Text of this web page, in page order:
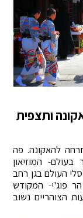
ותצפית
להאקונה. פה
המוזיאון
העולם בגן רחב
פוג'י- המקודש
הצוהריים נשוב